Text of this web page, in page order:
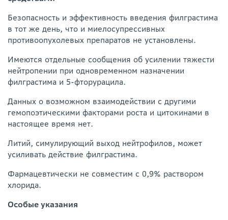
Безопасность и эффективность введения филграстима
в тот же день, что и миелосупрессивных
противоопухолевых препаратов не установлены.
Имеются отдельные сообщения об усилении тяжести
нейтропении при одновременном назначении
филграстима и 5-фторурацила.
Данных о возможном взаимодействии с другими
гемопоэтическими факторами роста и цитокинами в
настоящее время нет.
Литий, симулирующий выход нейтрофилов, может
усиливать действие филграстима.
Фармацевтически не совместим с 0,9% раствором
хлорида.
Особые указания